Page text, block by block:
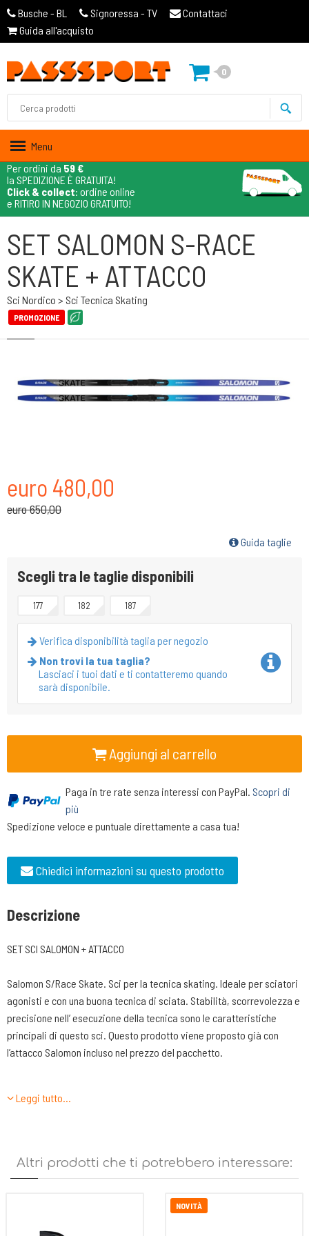
Busche - BL Signoressa - TV
Contattaci
Guida all'acquisto
0
Menu
Per ordini da 59 €
la SPEDIZIONE È GRATUITA!
Click & collect: ordine online
e RITIRO IN NEGOZIO GRATUITO!
SET SALOMON S-RACE
SKATE + ATTACCO
Sci Nordico > Sci Tecnica Skating
PROMOZIONE
euro 480,00
euro 650,00
Guida taglie
Scegli tra le taglie disponibili
177 182 187
Verifica disponibilità taglia per negozio
Non trovi la tua taglia?
Lasciaci i tuoi dati e ti contatteremo quando
sarà disponibile.
Aggiungi al carrello
Paga in tre rate senza interessi con PayPal. Scopri di
più
Spedizione veloce e puntuale direttamente a casa tua!
Chiedici informazioni su questo prodotto
Descrizione
SET SCI SALOMON + ATTACCO
Salomon S/Race Skate. Sci per la tecnica skating. Ideale per sciatori
agonisti e con una buona tecnica di sciata. Stabilità, scorrevolezza e
precisione nell’ esecuzione della tecnica sono le caratteristiche
principali di questo sci. Questo prodotto viene proposto già con
l’attacco Salomon incluso nel prezzo del pacchetto.
- Costruzione 34 Universal: La costruzione Salomon in assoluto più
-Anima interna: Nomex. Nucleo in materiale composito a nido d'ape
ultra leggero, associato a un involucro in carbonio e fibra di vetro e a
-Soletta: G5 Universal.Soletta da Coppa del Mondo per massime
Leggi tutto…
Altri prodotti che ti potrebbero interessare:
NOVITÀ